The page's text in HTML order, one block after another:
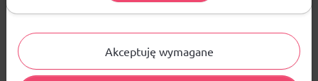
Pytania i odpowiedzi
Akceptuję wymagane